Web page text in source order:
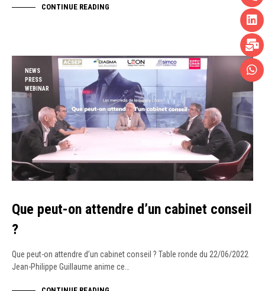
CONTINUE READING
NEWS
PRESS
WEBINAR
Que peut-on attendre d’un cabinet conseil
?
Que peut-on attendre d’un cabinet conseil ? Table ronde du 22/06/2022
Jean-Philippe Guillaume anime ce…